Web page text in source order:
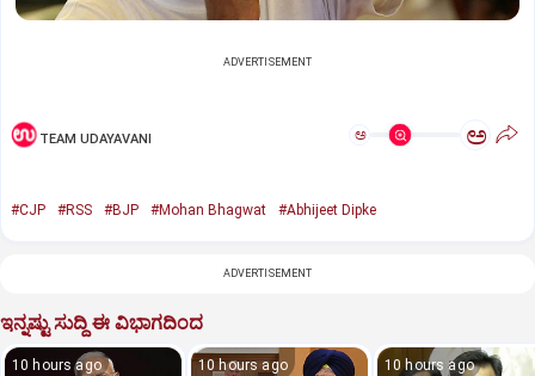
ADVERTISEMENT
TEAM UDAYAVANI ಅ ಅ
#CJP #RSS #BJP #Mohan Bhagwat #Abhijeet Dipke
ADVERTISEMENT
ಇನ್ನಷ್ಟು ಸುದ್ದಿ ಈ ವಿಭಾಗದಿಂದ
10 hours ago 10 hours ago 10 hours ago